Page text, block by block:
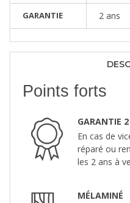
GARANTIE 2 ans
Points forts
GARANTIE
En cas de
réparé ou
les 2 ans à
MÉLAMINÉ